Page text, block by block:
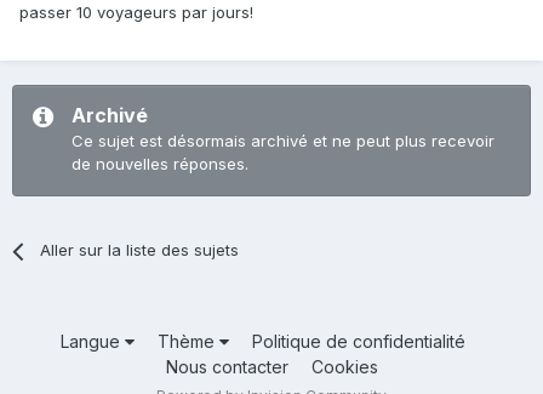
passer 10 voyageurs par jours!
Archivé
Ce sujet est désormais archivé et ne peut plus recevoir
de nouvelles réponses.
Aller sur la liste des sujets
Langue Thème
Politique de confidentialité
Nous contacter
Cookies